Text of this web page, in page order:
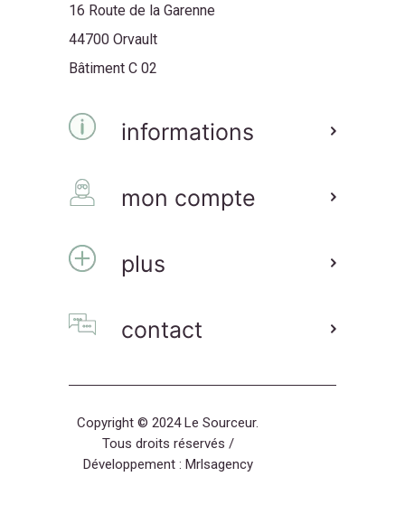
16 Route de la Garenne
44700 Orvault
Bâtiment C 02
informations
mon compte
plus
contact
Copyright © 2024 Le Sourceur.
Tous droits réservés /
Développement : Mrlsagency